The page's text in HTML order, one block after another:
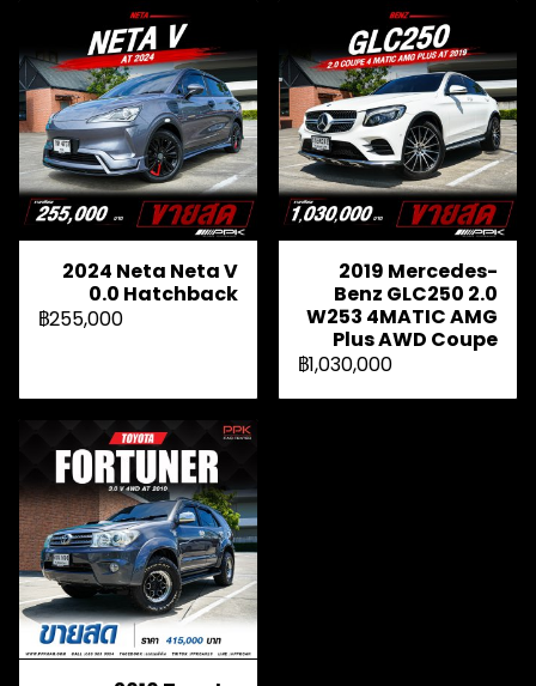
2024 Neta Neta V
0.0 Hatchback
฿255,000
2019 Mercedes-
Benz GLC250 2.0
W253 4MATIC AMG
Plus AWD Coupe
฿1,030,000